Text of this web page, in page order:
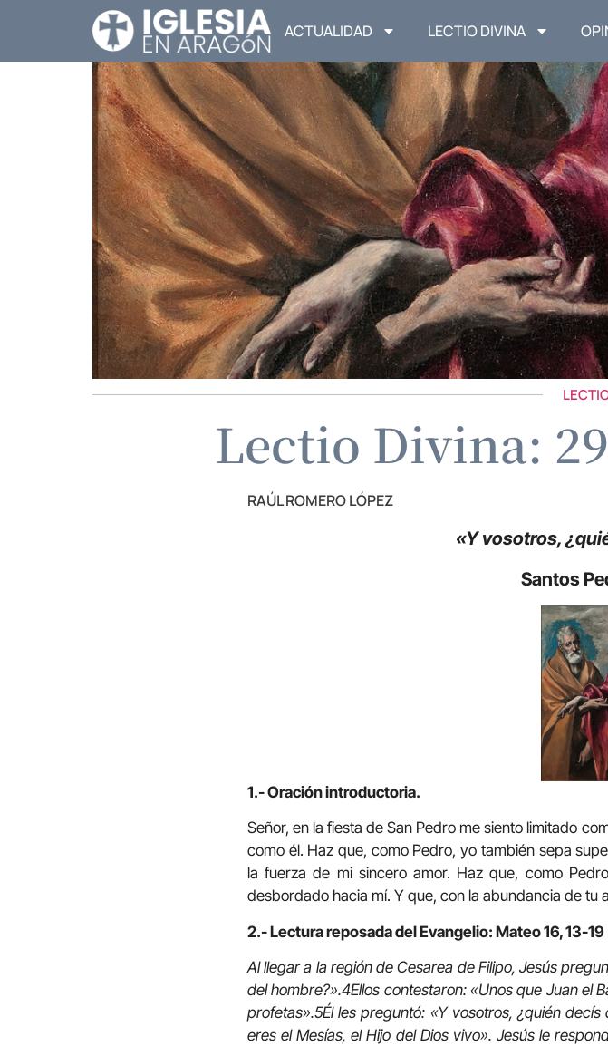
ACTUALIDAD LECTIO DIVINA
Lectio Divina:
RAÚL ROMERO LÓPEZ
«Y vosotros,
Santos
1.- Oración introductoria.
Señor, en la fiesta de San Pedro me siento limitado
como él. Haz que, como Pedro, yo también sepa
la fuerza de mi sincero amor. Haz que, como
desbordado hacia mí. Y que, con la abundancia de
2.- Lectura reposada del Evangelio: Mateo 16, 13-19
Al llegar a la región de Cesarea de Filipo, Jesús
del hombre?».4Ellos contestaron: «Unos que Juan el
profetas».5Él les preguntó: «Y vosotros, ¿quién
eres el Mesías, el Hijo del Dios vivo». Jesús le